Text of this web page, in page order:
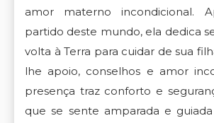
amor materno incondicional.
partido deste mundo, ela dedica
volta à Terra para cuidar de sua
lhe apoio, conselhos e amor
presença traz conforto e
que se sente amparada e